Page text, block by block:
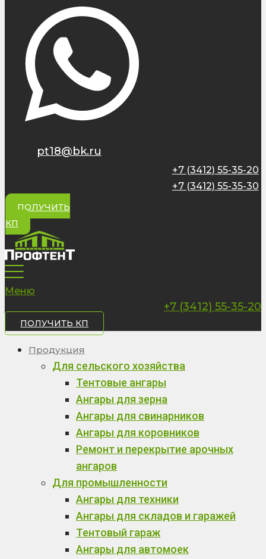
pt18@bk.ru
+7 (3412) 55-35-20
+7 (3412) 55-35-30
ПОЛУЧИТЬ
КП
Меню
+7 (3412) 55-35-20
ПОЛУЧИТЬ КП
Продукция
Для сельского хозяйства
Тентовые ангары
Ангары для зерна
Ангары для свинарников
Ангары для коровников
Ремонт и перекрытие арочных
ангаров
Для промышленности
Ангары для техники
Ангары для складов и гаражей
Тентовый гараж
Ангары для автомоек